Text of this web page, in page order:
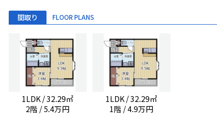
間取り FLOOR PLANS
1LDK / 32.29㎡
2階 / 5.4万円
1LDK / 32.29㎡
1階 / 4.9万円